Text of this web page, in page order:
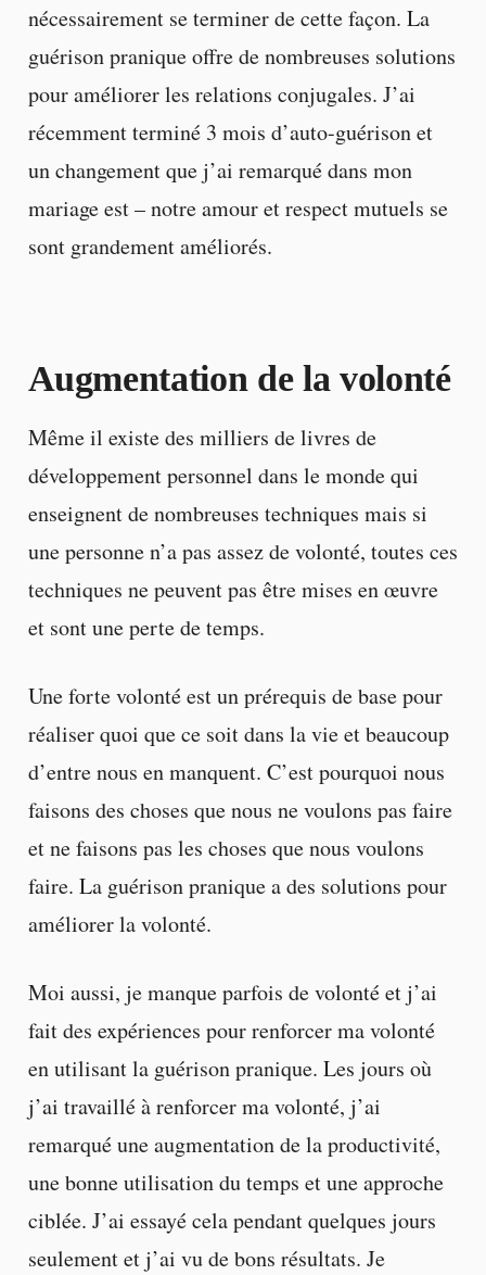
nécessairement se terminer de cette façon. La
guérison pranique offre de nombreuses solutions
pour améliorer les relations conjugales. J’ai
récemment terminé 3 mois d’auto-guérison et
un changement que j’ai remarqué dans mon
mariage est – notre amour et respect mutuels se
sont grandement améliorés.
Augmentation de la volonté
Même il existe des milliers de livres de
développement personnel dans le monde qui
enseignent de nombreuses techniques mais si
une personne n’a pas assez de volonté, toutes ces
techniques ne peuvent pas être mises en œuvre
et sont une perte de temps.
Une forte volonté est un prérequis de base pour
réaliser quoi que ce soit dans la vie et beaucoup
d’entre nous en manquent. C’est pourquoi nous
faisons des choses que nous ne voulons pas faire
et ne faisons pas les choses que nous voulons
faire. La guérison pranique a des solutions pour
améliorer la volonté.
Moi aussi, je manque parfois de volonté et j’ai
fait des expériences pour renforcer ma volonté
en utilisant la guérison pranique. Les jours où
j’ai travaillé à renforcer ma volonté, j’ai
remarqué une augmentation de la productivité,
une bonne utilisation du temps et une approche
ciblée. J’ai essayé cela pendant quelques jours
seulement et j’ai vu de bons résultats. Je